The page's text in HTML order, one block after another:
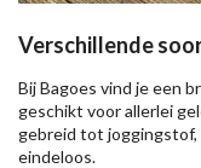
Verschillende
Bij Bagoes vind je een
geschikt voor allerlei
gebreid tot joggingstof,
eindeloos.